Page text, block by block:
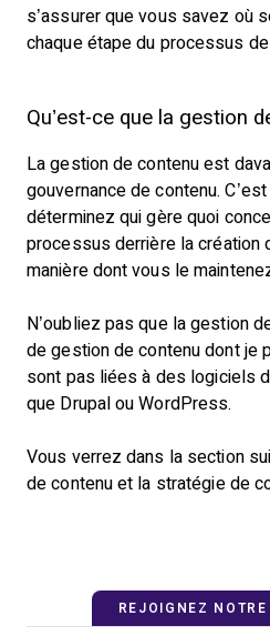
s’assurer que vous savez où
chaque étape du processus
Qu’est-ce que la gestion
La gestion de contenu est
gouvernance de contenu.
déterminez qui gère quoi
processus derrière la création
manière dont vous le
N’oubliez pas que la gestion
de gestion de contenu dont je
sont pas liées à des logiciels
que Drupal ou WordPress.
Vous verrez dans la section
de contenu et la stratégie de
REJOIGNEZ